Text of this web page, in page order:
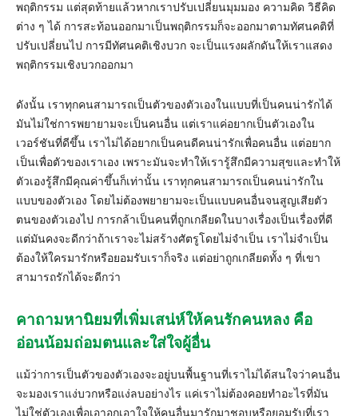
พฤติกรรม แต่สุดท้ายแล้วหากเราปรับเปลี่ยนมุมมอง ความคิด วิธีคิด
ต่าง ๆ ได้ การสะท้อนออกมาเป็นพฤติกรรมก็จะออกมาตามทัศนคติที่
ปรับเปลี่ยนไป การมีทัศนคติเชิงบวก จะเป็นแรงผลักดันให้เราแสดง
พฤติกรรมเชิงบวกออกมา
ดังนั้น เราทุกคนสามารถเป็นตัวของตัวเองในแบบที่เป็นคนน่ารักได้
มันไม่ใช่การพยายามจะเป็นคนอื่น แต่เราแค่อยากเป็นตัวเองใน
เวอร์ชันที่ดีขึ้น เราไม่ได้อยากเป็นคนดีคนน่ารักเพื่อคนอื่น แต่อยาก
เป็นเพื่อตัวของเราเอง เพราะมันจะทำให้เรารู้สึกมีความสุขและทำให้
ตัวเองรู้สึกมีคุณค่าขึ้นก็เท่านั้น เราทุกคนสามารถเป็นคนน่ารักใน
แบบของตัวเอง โดยไม่ต้องพยายามจะเป็นแบบคนอื่นจนสูญเสียตัว
ตนของตัวเองไป การกล้าเป็นคนที่ถูกเกลียดในบางเรื่องเป็นเรื่องที่ดี
แต่มันคงจะดีกว่าถ้าเราจะไม่สร้างศัตรูโดยไม่จำเป็น เราไม่จำเป็น
ต้องให้ใครมารักหรือยอมรับเราก็จริง แต่อย่าถูกเกลียดทั้ง ๆ ที่เขา
สามารถรักได้จะดีกว่า
คาถามหานิยมที่เพิ่มเสน่ห์ให้คนรักคนหลง คือ
อ่อนน้อมถ่อมตนและใส่ใจผู้อื่น
แม้ว่าการเป็นตัวของตัวเองจะอยู่บนพื้นฐานที่เราไม่ได้สนใจว่าคนอื่น
จะมองเราแง่บวกหรือแง่ลบอย่างไร แค่เราไม่ต้องคอยทำอะไรที่มัน
ไม่ใช่ตัวเองเพื่อเอาอกเอาใจให้คนอื่นมารักมาชอบหรือยอมรับที่เรา